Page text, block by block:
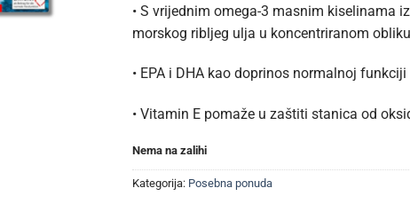
• S vrijednim omega-3 masnim kiselinama
morskog ribljeg ulja u koncentriranom obliku
• EPA i DHA kao doprinos normalnoj funkciji
• Vitamin E pomaže u zaštiti stanica od
Nema na zalihi
Kategorija: Posebna ponuda